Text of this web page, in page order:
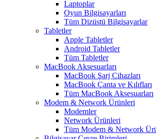
Laptoplar
Oyun Bilgisayarları
Tüm Dizüstü Bilgisayarlar
Tabletler
Apple Tabletler
Android Tabletler
Tüm Tabletler
MacBook Aksesuarları
MacBook Şarj Cihazları
MacBook Çanta ve Kılıfları
Tüm MacBook Aksesuarları
Modem & Network Ürünleri
Modemler
Network Ürünleri
Tüm Modem & Network